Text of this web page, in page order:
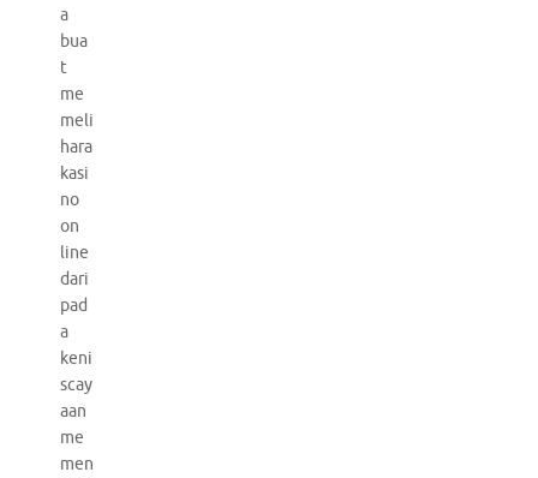
a
bua
t
me
meli
hara
kasi
no
on
line
dari
pad
a
keni
scay
aan
me
men